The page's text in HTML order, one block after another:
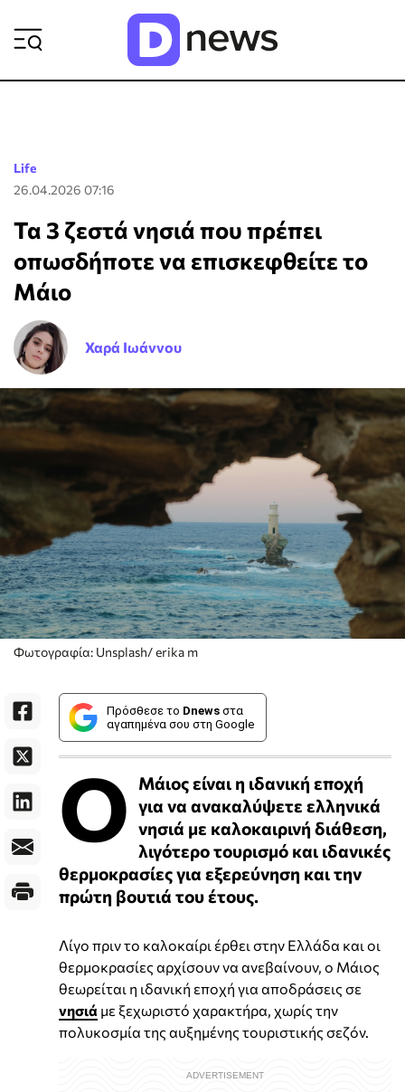
Life
26.04.2026 07:16
Τα 3 ζεστά νησιά που πρέπει
οπωσδήποτε να επισκεφθείτε το
Μάιο
Χαρά Ιωάννου
Φωτογραφία: Unsplash/ erika m
Πρόσθεσε το Dnews στα
αγαπημένα σου στη Google
Ο Μάιος είναι η ιδανική εποχή
για να ανακαλύψετε ελληνικά
νησιά με καλοκαιρινή διάθεση,
λιγότερο τουρισμό και ιδανικές
θερμοκρασίες για εξερεύνηση και την
πρώτη βουτιά του έτους.
Λίγο πριν το καλοκαίρι έρθει στην Ελλάδα και οι
θερμοκρασίες αρχίσουν να ανεβαίνουν, ο Μάιος
θεωρείται η ιδανική εποχή για αποδράσεις σε
νησιά με ξεχωριστό χαρακτήρα, χωρίς την
πολυκοσμία της αυξημένης τουριστικής σεζόν.